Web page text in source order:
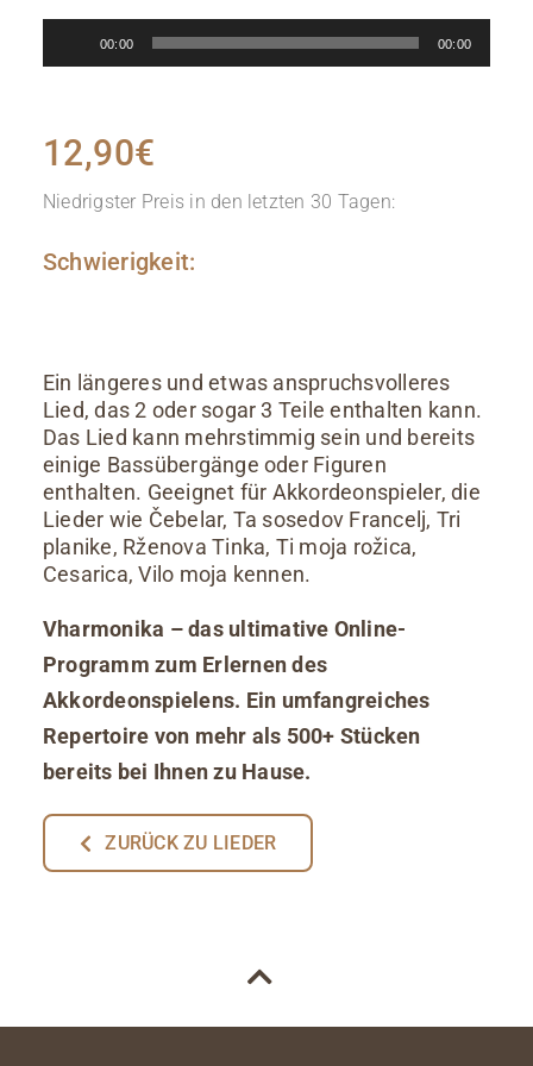
Player
00:00 00:00
12,90€
Niedrigster Preis in den letzten 30 Tagen:
Schwierigkeit:
Ein längeres und etwas anspruchsvolleres
Lied, das 2 oder sogar 3 Teile enthalten kann.
Das Lied kann mehrstimmig sein und bereits
einige Bassübergänge oder Figuren
enthalten. Geeignet für Akkordeonspieler, die
Lieder wie Čebelar, Ta sosedov Francelj, Tri
planike, Rženova Tinka, Ti moja rožica,
Cesarica, Vilo moja kennen.
Vharmonika – das ultimative Online-
Programm zum Erlernen des
Akkordeonspielens. Ein umfangreiches
Repertoire von mehr als 500+ Stücken
bereits bei Ihnen zu Hause.
ZURÜCK ZU LIEDER